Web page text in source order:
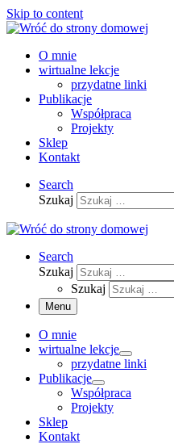
Skip to content
O mnie
wirtualne lekcje
przydatne linki
Publikacje
Współpraca
Projekty
Sklep
Kontakt
Search
Szukaj
Search
Szukaj
Szukaj
Menu
O mnie
wirtualne lekcje
przydatne linki
Publikacje
Współpraca
Projekty
Sklep
Kontakt